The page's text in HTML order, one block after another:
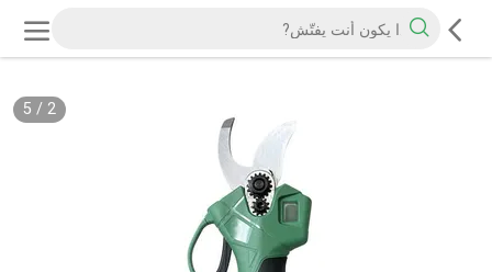
3
/
5